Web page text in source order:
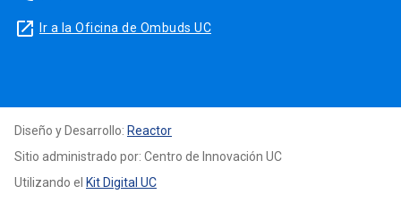
launch Ir a la Oficina de Ombuds UC
Diseño y Desarrollo: Reactor
Sitio administrado por: Centro de Innovación UC
Utilizando el Kit Digital UC